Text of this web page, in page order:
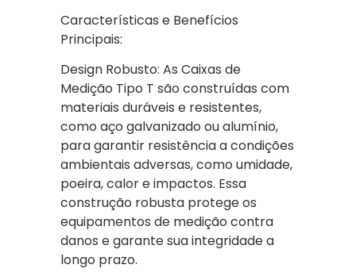
Características e Benefícios
Principais:
Design Robusto: As Caixas de
Medição Tipo T são construídas com
materiais duráveis e resistentes,
como aço galvanizado ou alumínio,
para garantir resistência a condições
ambientais adversas, como umidade,
poeira, calor e impactos. Essa
construção robusta protege os
equipamentos de medição contra
danos e garante sua integridade a
longo prazo.